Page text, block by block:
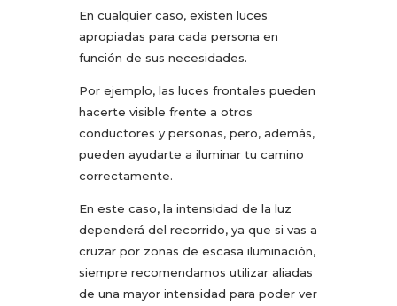
En cualquier caso, existen luces
apropiadas para cada persona en
función de sus necesidades.
Por ejemplo, las luces frontales pueden
hacerte visible frente a otros
conductores y personas, pero, además,
pueden ayudarte a iluminar tu camino
correctamente.
En este caso, la intensidad de la luz
dependerá del recorrido, ya que si vas a
cruzar por zonas de escasa iluminación,
siempre recomendamos utilizar aliadas
de una mayor intensidad para poder ver